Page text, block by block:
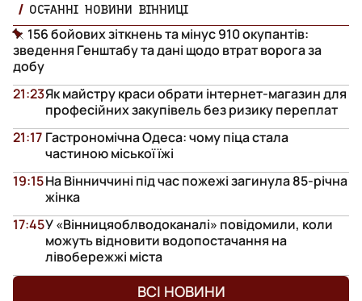
ОСТАННІ НОВИНИ ВІННИЦІ
156 бойових зіткнень та мінус 910 окупантів:
зведення Генштабу та дані щодо втрат ворога за
добу
Як майстру краси обрати інтернет-магазин для
професійних закупівель без ризику переплат
21:23
Гастрономічна Одеса: чому піца стала
частиною міської їжі
21:17
На Вінниччині під час пожежі загинула 85-річна
жінка
19:15
У «Вінницяоблводоканалі» повідомили, коли
можуть відновити водопостачання на
лівобережжі міста
17:45
ВСІ НОВИНИ